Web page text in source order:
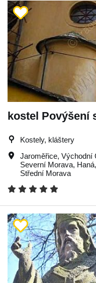
kostel Povýšení
Kostely, kláštery
Jaroměřice, Východní
Severní Morava, Haná,
Střední Morava